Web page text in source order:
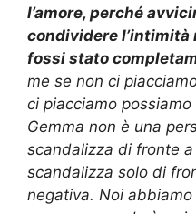
l’amore, perché
condividere l’intimità
fossi stato
me se non ci
ci piacciamo
Gemma non è una
scandalizza di fronte
scandalizza solo di
negativa. Noi